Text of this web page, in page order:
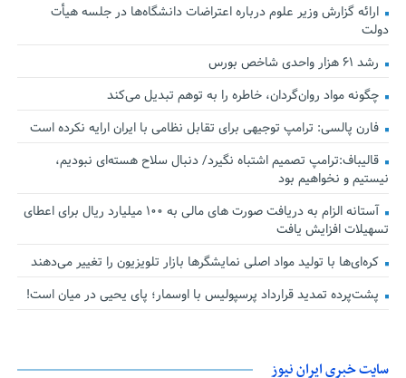
ارائه گزارش وزیر علوم درباره اعتراضات دانشگاه‌ها در جلسه هیأت
دولت
رشد ۶۱ هزار واحدی شاخص بورس
چگونه مواد روان‌گردان، خاطره را به توهم تبدیل می‌کند
فارن پالسی: ترامپ توجیهی برای تقابل نظامی با ایران ارایه نکرده است
قالیباف:ترامپ تصمیم اشتباه نگیرد/ دنبال سلاح هسته‌ای نبودیم،
نیستیم و نخواهیم بود
آستانه الزام به دریافت صورت های مالی به ۱۰۰ میلیارد ریال برای اعطای
تسهیلات افزایش یافت
کره‌ای‌ها با تولید مواد اصلی نمایشگرها بازار تلویزیون را تغییر می‌دهند
پشت‌پرده تمدید قرارداد پرسپولیس با اوسمار؛ پای یحیی در میان است!
سایت خبری ایران نیوز